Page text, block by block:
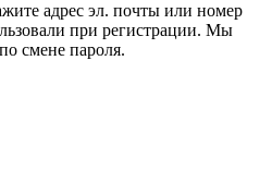
адрес эл. почты или номер
при регистрации. Мы
смене пароля.